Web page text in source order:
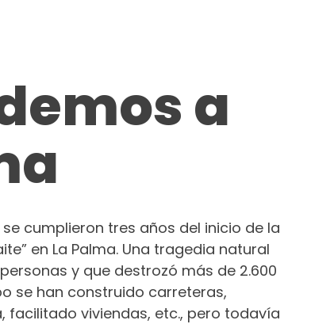
a
cumplieron tres años del inicio de la
en La Palma. Una tragedia natural
y que destrozó más de 2.600
se han construido carreteras,
facilitado viviendas, etc., pero todavía